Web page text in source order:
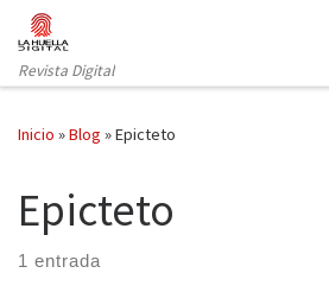
Saltar al contenido
Revista Digital
Inicio »Blog »Epicteto
Epicteto
1 entrada